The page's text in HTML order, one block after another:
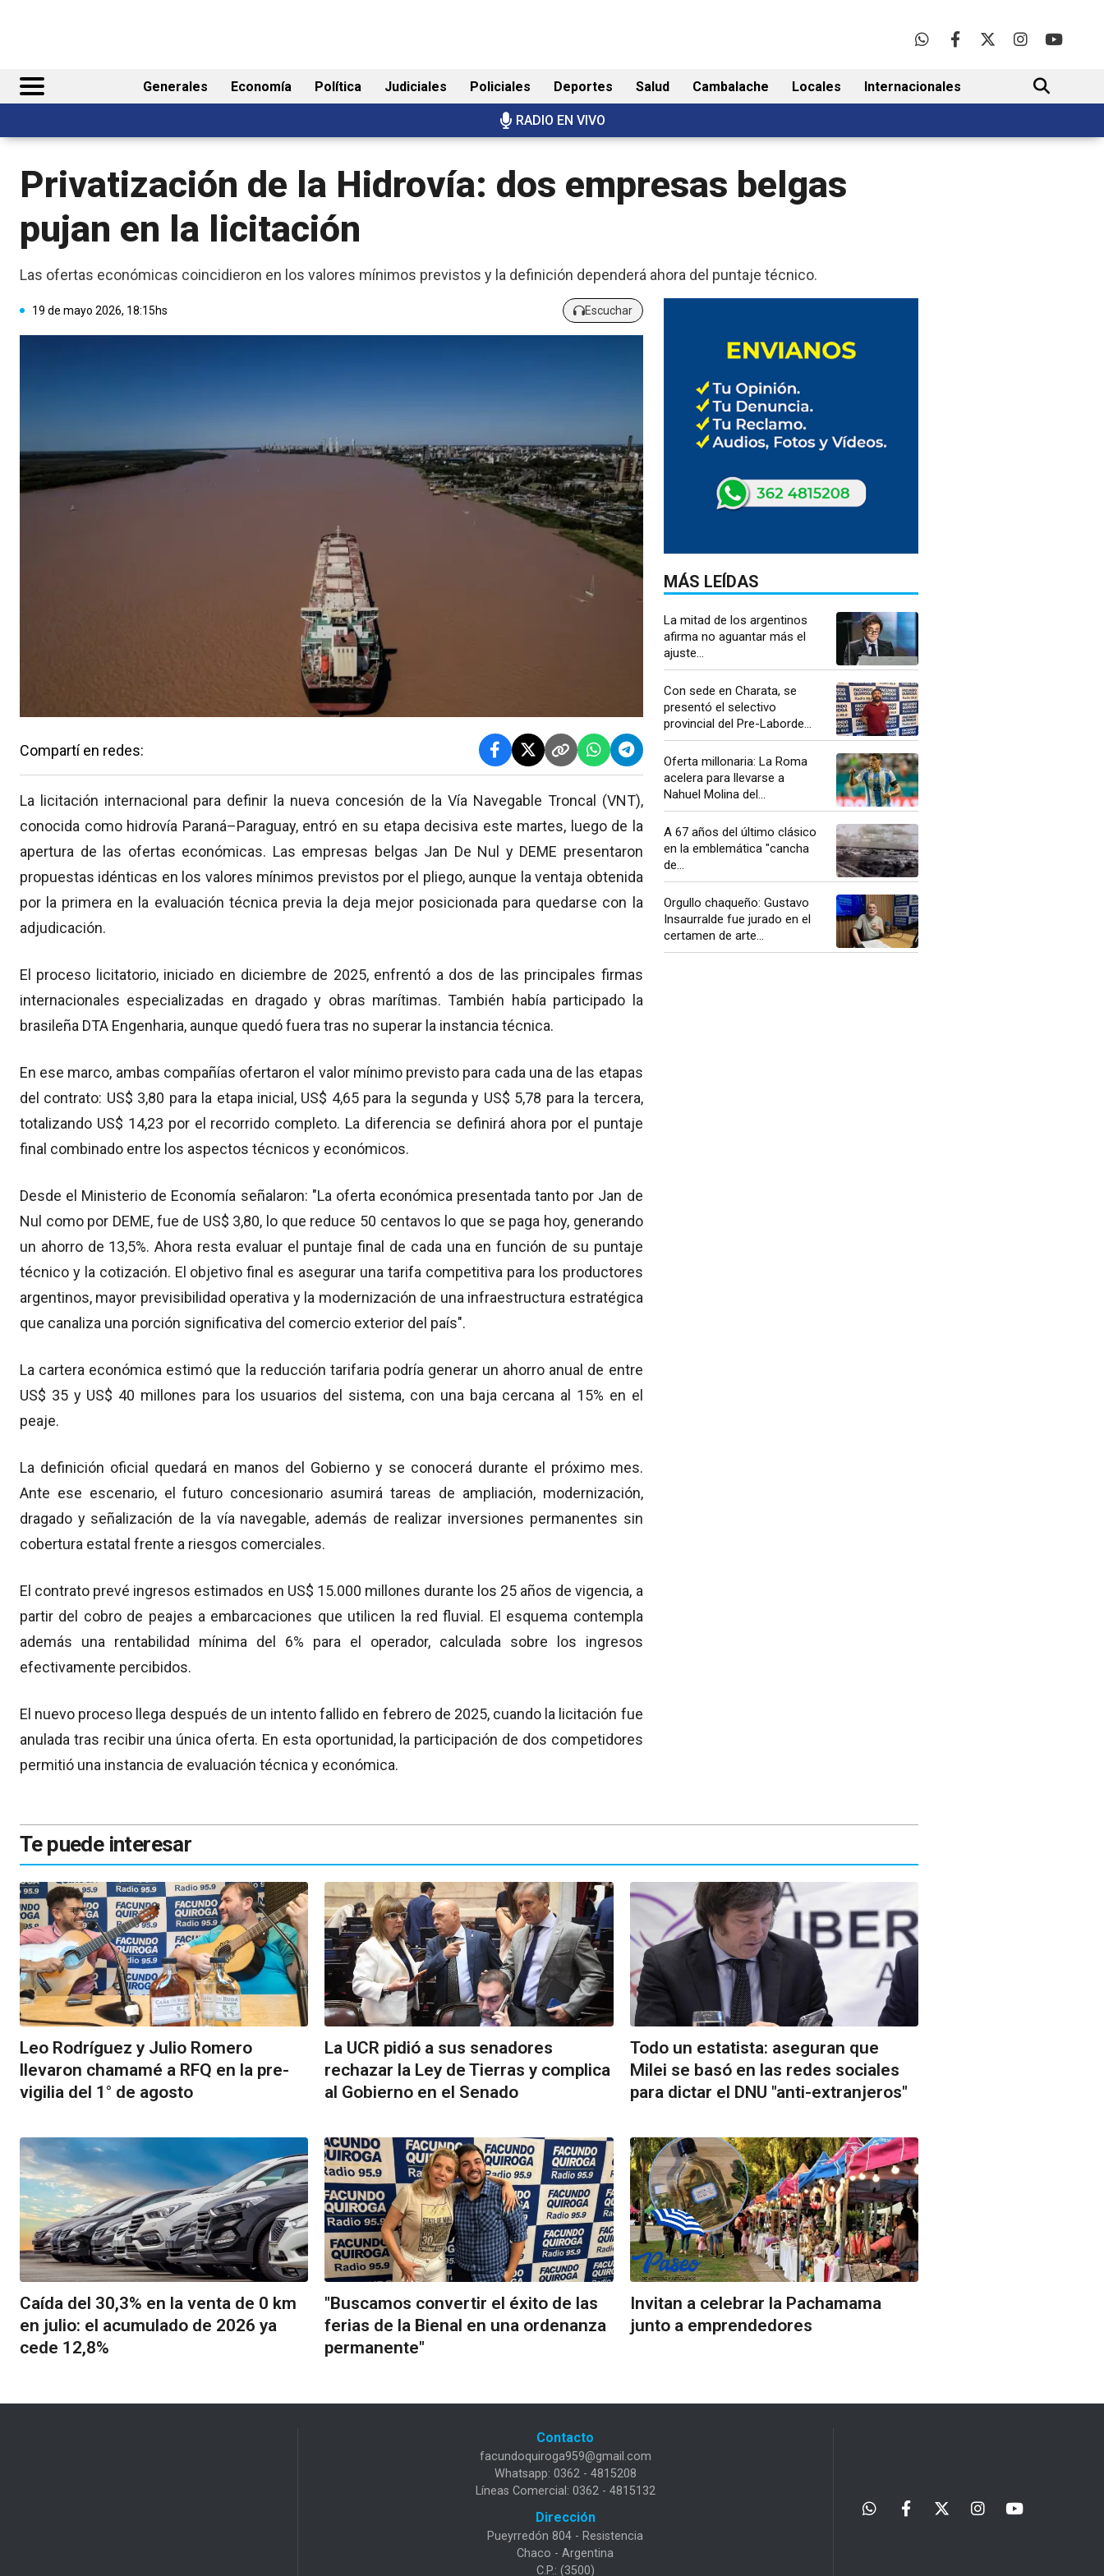
Generales Economía Política Judiciales Policiales Deportes Salud Cambalache Locales Internacionales
RADIO EN VIVO
BUSCAR
Privatización de la Hidrovía: dos empresas belgas
pujan en la licitación
Las ofertas económicas coincidieron en los valores mínimos previstos y la definición dependerá ahora del puntaje técnico.
19 de mayo 2026, 18:15hs Escuchar
Compartí en redes:
La licitación internacional para definir la nueva concesión de la Vía Navegable Troncal (VNT),
conocida como hidrovía Paraná–Paraguay, entró en su etapa decisiva este martes, luego de la
apertura de las ofertas económicas. Las empresas belgas Jan De Nul y DEME presentaron
propuestas idénticas en los valores mínimos previstos por el pliego, aunque la ventaja obtenida
por la primera en la evaluación técnica previa la deja mejor posicionada para quedarse con la
adjudicación.
El proceso licitatorio, iniciado en diciembre de 2025, enfrentó a dos de las principales firmas
internacionales especializadas en dragado y obras marítimas. También había participado la
brasileña DTA Engenharia, aunque quedó fuera tras no superar la instancia técnica.
En ese marco, ambas compañías ofertaron el valor mínimo previsto para cada una de las etapas
del contrato: US$ 3,80 para la etapa inicial, US$ 4,65 para la segunda y US$ 5,78 para la tercera,
totalizando US$ 14,23 por el recorrido completo. La diferencia se definirá ahora por el puntaje
final combinado entre los aspectos técnicos y económicos.
Desde el Ministerio de Economía señalaron: "La oferta económica presentada tanto por Jan de
Nul como por DEME, fue de US$ 3,80, lo que reduce 50 centavos lo que se paga hoy, generando
un ahorro de 13,5%. Ahora resta evaluar el puntaje final de cada una en función de su puntaje
técnico y la cotización. El objetivo final es asegurar una tarifa competitiva para los productores
argentinos, mayor previsibilidad operativa y la modernización de una infraestructura estratégica
que canaliza una porción significativa del comercio exterior del país".
La cartera económica estimó que la reducción tarifaria podría generar un ahorro anual de entre
US$ 35 y US$ 40 millones para los usuarios del sistema, con una baja cercana al 15% en el
peaje.
La definición oficial quedará en manos del Gobierno y se conocerá durante el próximo mes.
Ante ese escenario, el futuro concesionario asumirá tareas de ampliación, modernización,
dragado y señalización de la vía navegable, además de realizar inversiones permanentes sin
cobertura estatal frente a riesgos comerciales.
El contrato prevé ingresos estimados en US$ 15.000 millones durante los 25 años de vigencia, a
partir del cobro de peajes a embarcaciones que utilicen la red fluvial. El esquema contempla
además una rentabilidad mínima del 6% para el operador, calculada sobre los ingresos
efectivamente percibidos.
El nuevo proceso llega después de un intento fallido en febrero de 2025, cuando la licitación fue
anulada tras recibir una única oferta. En esta oportunidad, la participación de dos competidores
permitió una instancia de evaluación técnica y económica.
MÁS LEÍDAS
La mitad de los argentinos
afirma no aguantar más el
ajuste...
Con sede en Charata, se
presentó el selectivo
provincial del Pre-Laborde...
Oferta millonaria: La Roma
acelera para llevarse a
Nahuel Molina del...
A 67 años del último clásico
en la emblemática "cancha
de...
Orgullo chaqueño: Gustavo
Insaurralde fue jurado en el
certamen de arte...
Te puede interesar
Leo Rodríguez y Julio Romero
llevaron chamamé a RFQ en la pre-
vigilia del 1° de agosto
La UCR pidió a sus senadores
rechazar la Ley de Tierras y complica
al Gobierno en el Senado
Todo un estatista: aseguran que
Milei se basó en las redes sociales
para dictar el DNU "anti-extranjeros"
Caída del 30,3% en la venta de 0 km
en julio: el acumulado de 2026 ya
cede 12,8%
"Buscamos convertir el éxito de las
ferias de la Bienal en una ordenanza
permanente"
Invitan a celebrar la Pachamama
junto a emprendedores
Contacto
facundoquiroga959@gmail.com
Whatsapp: 0362 - 4815208
Líneas Comercial: 0362 - 4815132
Dirección
Pueyrredón 804 - Resistencia
Chaco - Argentina
C.P.: (3500)